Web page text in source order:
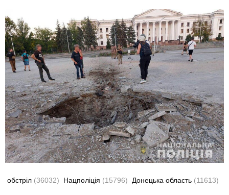
обстріл (36032) Нацполіція (15796) Донецька область (11613)